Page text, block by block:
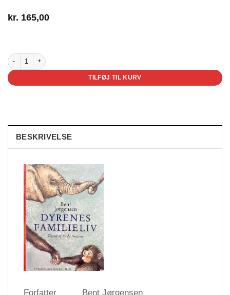
kr. 165,00
Dyrenes familieliv antal
TILFØJ TIL KURV
BESKRIVELSE
Forfatter
Bent Jørgensen